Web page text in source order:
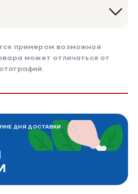
примером возможной
может отличаться от
ДНЯ ДОСТАВКИ